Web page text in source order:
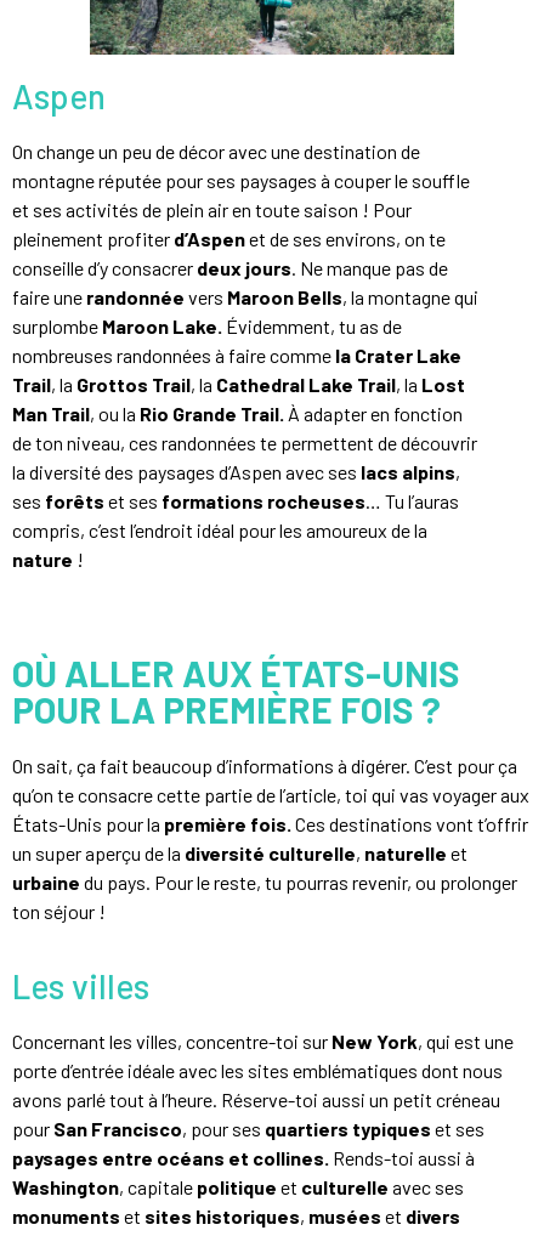
Aspen
On change un peu de décor avec une destination de
montagne réputée pour ses paysages à couper le souffle
et ses activités de plein air en toute saison ! Pour
pleinement profiter d’Aspenet de ses environs, on te
conseille d’y consacrer deux jours . Ne manque pas de
faire une randonnée vers Maroon Bells, la montagne qui
surplombe Maroon Lake. Évidemment, tu as de
nombreuses randonnées à faire comme la Crater Lake
Trail, la Grottos Trail, la Cathedral Lake Trail, la Lost
Man Trail, ou la Rio Grande Trail. À adapter en fonction
de ton niveau, ces randonnées te permettent de découvrir
la diversité des paysages d’Aspen avec ses lacs alpins,
ses forêts et ses formations rocheuses … Tu l’auras
compris, c’est l’endroit idéal pour les amoureux de la
nature !
OÙ ALLER AUX ÉTATS-UNIS
POUR LA PREMIÈRE FOIS ?
On sait, ça fait beaucoup d’informations à digérer. C’est pour ça
qu’on te consacre cette partie de l’article, toi qui vas voyager aux
États-Unis pour la première fois. Ces destinations vont t’offrir
un super aperçu de la diversité culturelle, naturelle et
urbaine du pays. Pour le reste, tu pourras revenir, ou prolonger
ton séjour !
Les villes
Concernant les villes, concentre-toi sur New York, qui est une
porte d’entrée idéale avec les sites emblématiques dont nous
avons parlé tout à l’heure. Réserve-toi aussi un petit créneau
pour San Francisco, pour ses quartiers typiques et ses
paysages entre océans et collines. Rends-toi aussi à
Washington, capitale politique et culturelle avec ses
monuments et sites historiques, musées et divers